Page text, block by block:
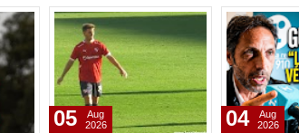
31
Jul
2026
29
May
2024